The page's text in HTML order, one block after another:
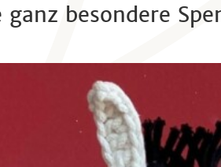
ganz besondere